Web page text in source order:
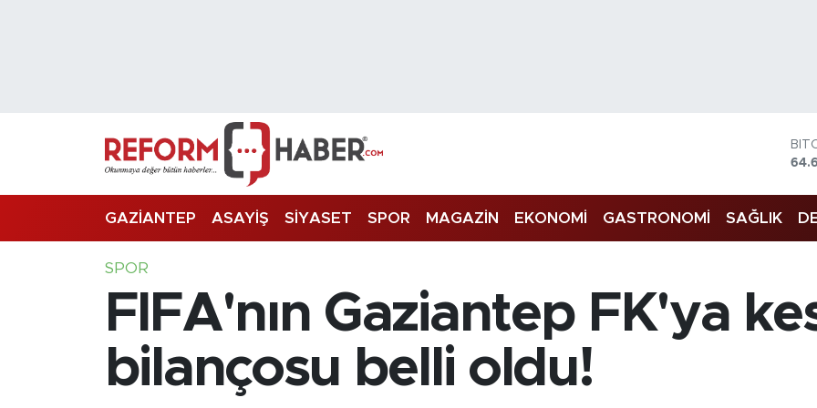
GAZİANTEP ASAYİŞ SİYASET SPOR MAGAZİN EKONOMİ GASTRONOMİ SAĞLIK
SPOR
FIFA'nın Gaziantep FK'ya
bilançosu belli oldu!
Trafik Durumu
Süper Lig Puan Durumu ve Fikstür
Son Dakika Haberleri
Haber Arşivi